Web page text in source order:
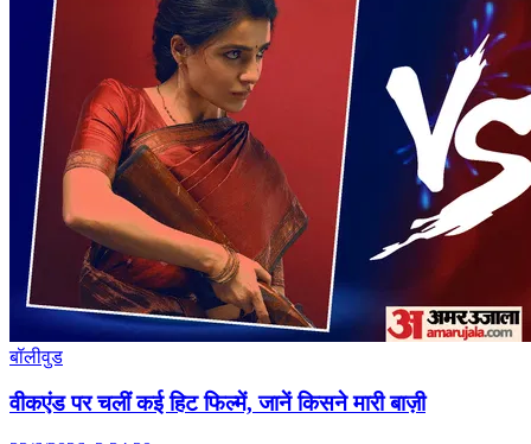
बॉलीवुड
वीकएंड पर चलीं कई हिट फिल्में, जानें किसने मारी बाज़ी